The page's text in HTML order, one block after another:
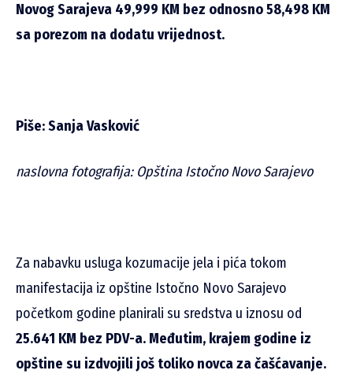
Novog Sarajeva 49,999 KM bez odnosno 58,498 KM
sa porezom na dodatu vrijednost.
Piše: Sanja Vasković
naslovna fotografija: Opština Istočno Novo Sarajevo
Za nabavku usluga kozumacije jela i pića tokom
manifestacija iz opštine Istočno Novo Sarajevo
početkom godine planirali su sredstva u iznosu od
25.641 KM bez PDV-a. Međutim, krajem godine iz
opštine su izdvojili još toliko novca za čašćavanje.